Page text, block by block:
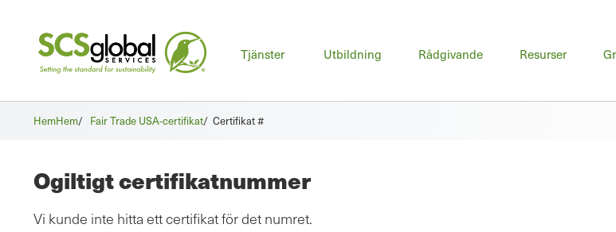
Tjänster Huvudmeny
Utbildning Rådgivande Resurser
Hem /
Hem Fair Trade USA-certifikat/ Certifikat #
Ogiltigt certifikatnummer
Vi kunde inte hitta ett certifikat för det numret.